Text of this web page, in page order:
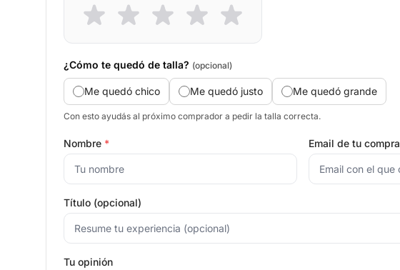
¿Cómo te quedó de talla? (opcional)
Me quedó chico Me quedó justo Me quedó grande
Con esto ayudás al próximo comprador a pedir la talla correcta.
Nombre * Email de tu compra
Título (opcional)
Tu opinión